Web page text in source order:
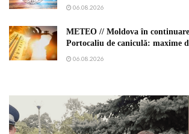
06.08.2026
METEO // Moldova în continuare
Portocaliu de caniculă: maxime
06.08.2026